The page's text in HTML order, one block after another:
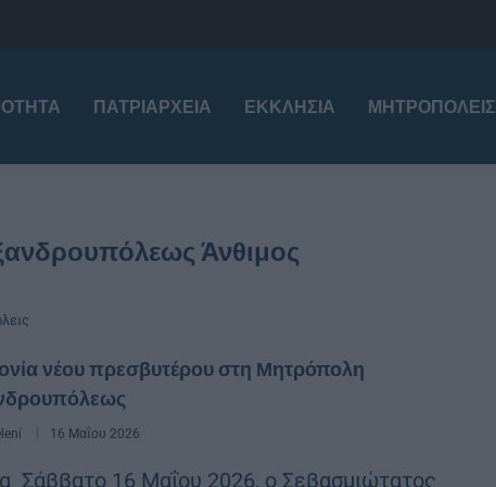
ΠΑΤΡΙΑΡΧΕΊΑ ΕΚΚΛΗΣΊΑ ΜΗΤΡΟΠΌΛΕΙΣ
Άνθιμος
νέου πρεσβυτέρου στη Μητρόπολη
16 Μαΐου 2026
Σάββατο 16 Μαΐου 2026, ο Σεβασμιώτατος